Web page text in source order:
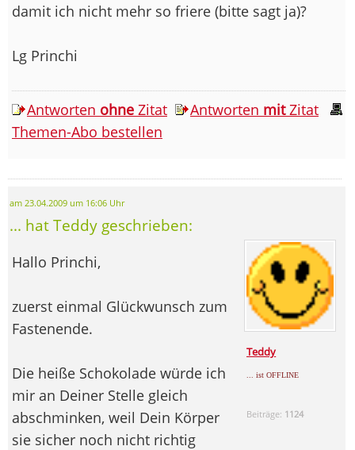
damit ich nicht mehr so friere (bitte sagt ja)?
Lg Princhi
Antworten ohne Zitat Antworten mitZitat
Themen-Abo bestellen
am 23.04.2009 um 16:06 Uhr
... hat Teddy geschrieben:
Teddy
... ist OFFLINE
Beiträge: 1124
Hallo Princhi,
zuerst einmal Glückwunsch zum
Fastenende.
Die heiße Schokolade würde ich
mir an Deiner Stelle gleich
abschminken, weil Dein Körper
sie sicher noch nicht richtig